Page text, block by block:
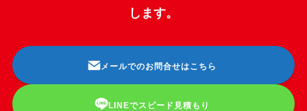
します。
メールでのお問合せはこちら
LINEでスピード見積もり